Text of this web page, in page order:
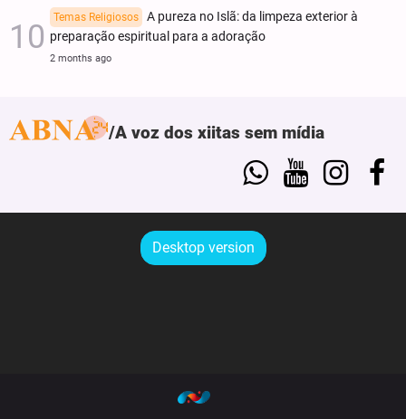
Temas Religiosos
A pureza no Islã: da limpeza exterior à
preparação espiritual para a adoração
2 months ago
A voz dos xiitas sem mídia
Desktop version